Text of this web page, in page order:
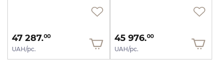
47 287.00
UAH/pc.
45 976.00
UAH/pc.